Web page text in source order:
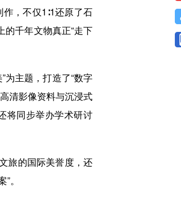
，不仅1∶1还原了石
千年文物真正“走下
主题，打造了“数字
清影像资料与沉浸式
将同步举办学术研讨
旅的国际美誉度，还
。